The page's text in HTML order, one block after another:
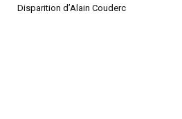
Disparition d’Alain Couderc